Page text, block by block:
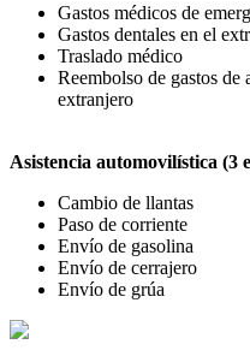
Gastos médicos de
Gastos dentales en el
Traslado médico
Reembolso de gastos de
extranjero
Asistencia automovilística (3
Cambio de llantas
Paso de corriente
Envío de gasolina
Envío de cerrajero
Envío de grúa